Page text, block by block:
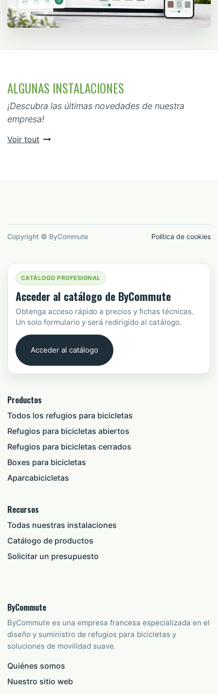
ALGUNAS INSTALACIONES
¡Descubra las últimas novedades de nuestra
empresa!
Voir tout
Copyright © ByCommute Política de cookies
CATÁLOGO PROFESIONAL
Acceder al catálogo de ByCommute
Obtenga acceso rápido a precios y fichas técnicas.
Un solo formulario y será redirigido al catálogo.
Acceder al catálogo
Productos
Todos los refugios para bicicletas
Refugios para bicicletas abiertos
Refugios para bicicletas cerrados
Boxes para bicicletas
Aparcabicicletas
Recursos
Todas nuestras instalaciones
Catálogo de productos
Solicitar un presupuesto
ByCommute
ByCommute es una empresa francesa especializada en el
diseño y suministro de refugios para bicicletas y
soluciones de movilidad suave.
Quiénes somos
Nuestro sitio web